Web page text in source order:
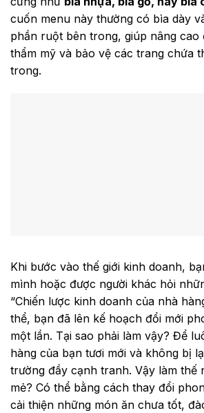
cuốn menu này thường có bìa dày
phần ruột bên trong, giúp nâng cao
thẩm mỹ và bảo vệ các trang chứa
trong.
Khi bước vào thế giới kinh doanh,
mình hoặc được người khác hỏi
“Chiến lược kinh doanh của nhà
thể, bạn đã lên kế hoạch đổi mới
một lần. Tại sao phải làm vậy? Để
hàng của bạn tươi mới và không bị
trường đầy cạnh tranh. Vậy làm thế
mẻ? Có thể bằng cách thay đổi
cải thiện những món ăn chưa tốt,